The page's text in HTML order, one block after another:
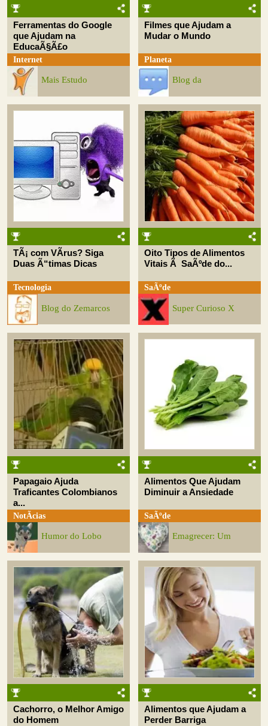
Ferramentas do Google
que Ajudam na
EducaÃ§Ã£o
Internet
Mais Estudo
Filmes que Ajudam a
Mudar o Mundo
Planeta
Blog da
TÃ¡ com VÃ­rus? Siga
Duas Ã“timas Dicas
Tecnologia
Blog do Zemarcos
Oito Tipos de Alimentos
Vitais Ã SaÃºde do...
SaÃºde
Super Curioso X
Papagaio Ajuda
Traficantes Colombianos
a...
NotÃ­cias
Humor do Lobo
Alimentos Que Ajudam
Diminuir a Ansiedade
SaÃºde
Emagrecer: Um
Cachorro, o Melhor Amigo
do Homem
Alimentos que Ajudam a
Perder Barriga